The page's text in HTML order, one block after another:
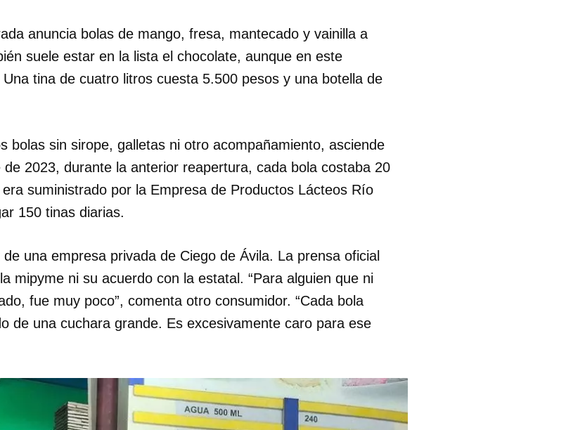
anuncia bolas de mango, fresa, mantecado y vainilla a
suele estar en la lista el chocolate, aunque en este
tina de cuatro litros cuesta 5.500 pesos y una botella de
bolas sin sirope, galletas ni otro acompañamiento, asciende
2023, durante la anterior reapertura, cada bola costaba 20
suministrado por la Empresa de Productos Lácteos Río
150 tinas diarias.
una empresa privada de Ciego de Ávila. La prensa oficial
mipyme ni su acuerdo con la estatal. “Para alguien que ni
fue muy poco”, comenta otro consumidor. “Cada bola
de una cuchara grande. Es excesivamente caro para ese